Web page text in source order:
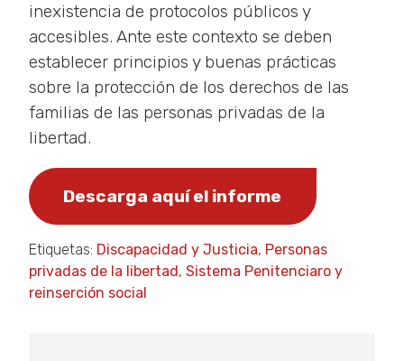
inexistencia de protocolos públicos y
accesibles. Ante este contexto se deben
establecer principios y buenas prácticas
sobre la protección de los derechos de las
familias de las personas privadas de la
libertad.
Descarga aquí el informe
Etiquetas: Discapacidad y Justicia, Personas
privadas de la libertad, Sistema Penitenciaro y
reinserción social